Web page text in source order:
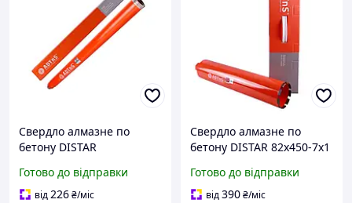
Свердло алмазне по
бетону DISTAR
RM4 (37804307055)
Готово до відправки
від226₴/міс
Свердло алмазне по
бетону DISTAR 82x450-7x1
(37903370083)
Готово до відправки
від390₴/міс